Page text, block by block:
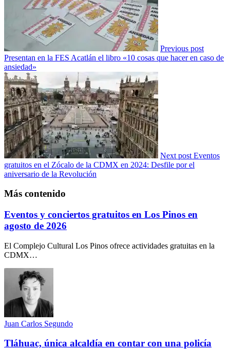
Previous post
Presentan en la FES Acatlán el libro «10 cosas que hacer en caso de
ansiedad»
Next post Eventos
gratuitos en el Zócalo de la CDMX en 2024: Desfile por el
aniversario de la Revolución
Más contenido
Eventos y conciertos gratuitos en Los Pinos en
agosto de 2026
El Complejo Cultural Los Pinos ofrece actividades gratuitas en la
CDMX…
Juan Carlos Segundo
Tláhuac, única alcaldía en contar con una policía